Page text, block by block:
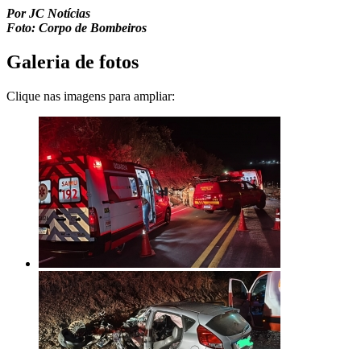
Por JC Notícias
Foto: Corpo de Bombeiros
Galeria de fotos
Clique nas imagens para ampliar: